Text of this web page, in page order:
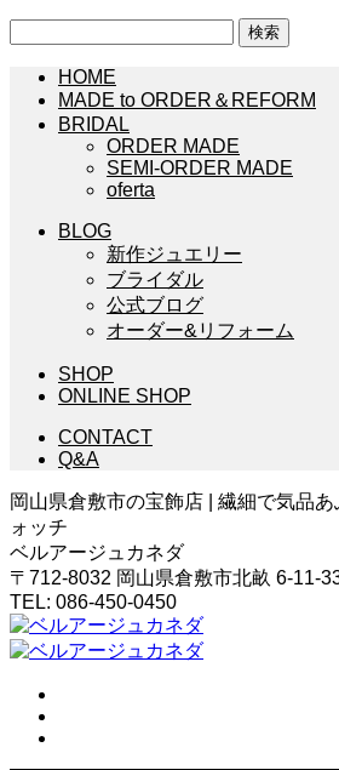
HOME
MADE to ORDER＆REFORM
BRIDAL
ORDER MADE
SEMI-ORDER MADE
oferta
BLOG
新作ジュエリー
ブライダル
公式ブログ
オーダー&リフォーム
SHOP
ONLINE SHOP
CONTACT
Q&A
岡山県倉敷市の宝飾店 | 繊細で気品
ォッチ
ベルアージュカネダ
〒712-8032 岡山県倉敷市北畝 6-11-
TEL: 086-450-0450